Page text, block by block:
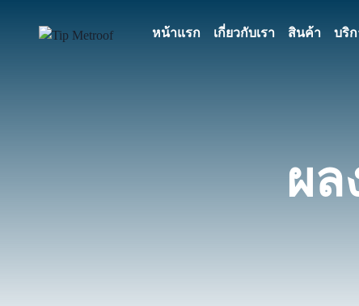
หน้าแรก เกี่ยวกับเรา สินค้า บริ
ผล